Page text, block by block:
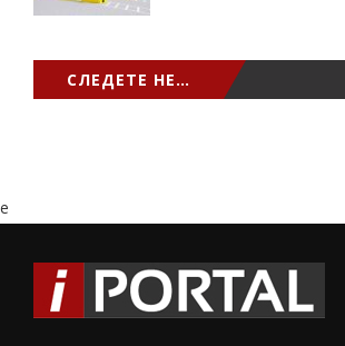
СЛЕДЕТЕ НЕ…
e